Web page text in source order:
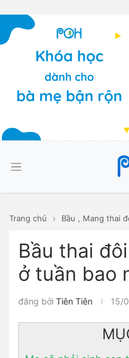
Trang chủ Bầu , Mang thai
Bầu thai
ở tuần bao
đăng bởi Tiên Tiên 15/